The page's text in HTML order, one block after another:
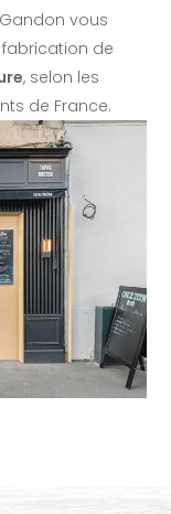
vous
de
, selon les
de France.